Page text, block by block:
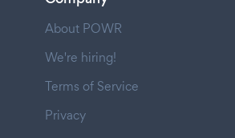
About POWR
We're hiring!
Terms of Service
Privacy